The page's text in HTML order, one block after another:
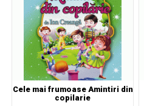
Cele mai frumoase Amintiri din
copilarie